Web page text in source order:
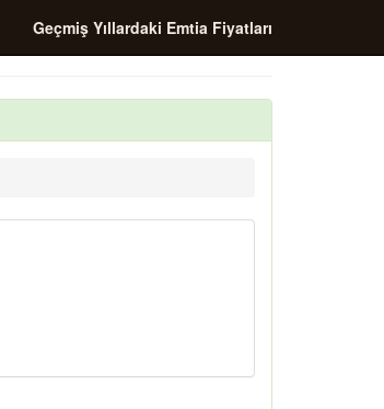
Geçmiş Yıllardaki Emtia Fiyatları